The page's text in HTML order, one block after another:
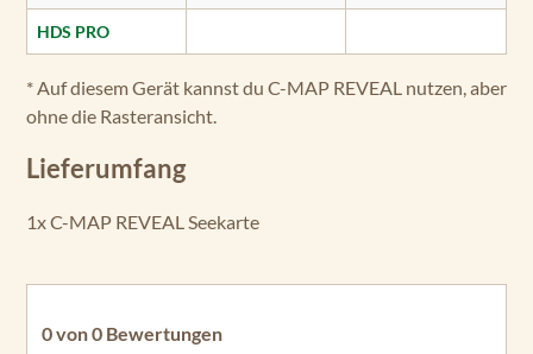
HDS PRO
* Auf diesem Gerät kannst du C-MAP REVEAL nutzen, aber
ohne die Rasteransicht.
Lieferumfang
1x C-MAP REVEAL Seekarte
0 von 0 Bewertungen